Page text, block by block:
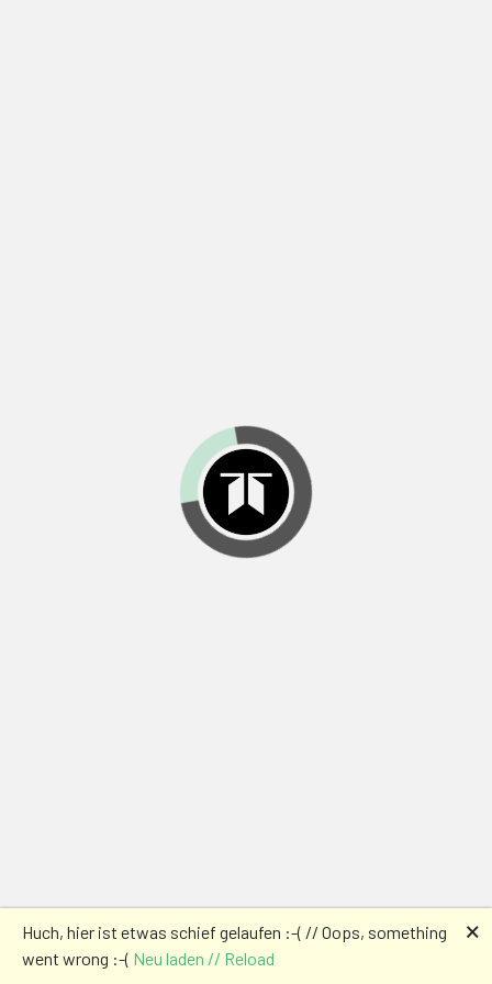
Huch, hier ist etwas schief gelaufen :-( // Oops, something
went wrong :-( Neu laden // Reload
🗙